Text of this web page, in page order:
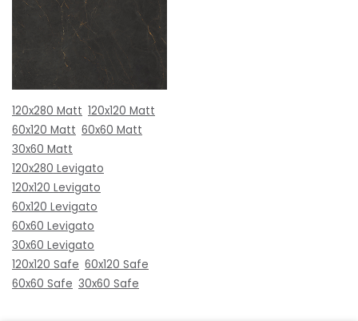
120x280 Matt 120x120 Matt
60x120 Matt 60x60 Matt
30x60 Matt
120x280 Levigato
120x120 Levigato
60x120 Levigato
60x60 Levigato
30x60 Levigato
120x120 Safe 60x120 Safe
60x60 Safe 30x60 Safe